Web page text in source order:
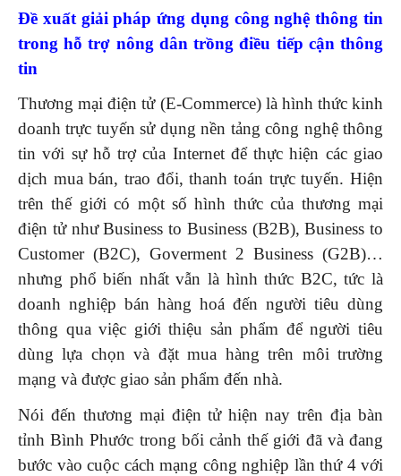
Đề xuất giải pháp ứng dụng công nghệ thông tin
trong hỗ trợ nông dân trồng điều tiếp cận thông
tin
Thương mại điện tử (E-Commerce) là hình thức kinh
doanh trực tuyến sử dụng nền tảng công nghệ thông
tin với sự hỗ trợ của Internet để thực hiện các giao
dịch mua bán, trao đổi, thanh toán trực tuyến. Hiện
trên thế giới có một số hình thức của thương mại
điện tử như Business to Business (B2B), Business to
Customer (B2C), Goverment 2 Business (G2B)…
nhưng phổ biến nhất vẫn là hình thức B2C, tức là
doanh nghiệp bán hàng hoá đến người tiêu dùng
thông qua việc giới thiệu sản phẩm để người tiêu
dùng lựa chọn và đặt mua hàng trên môi trường
mạng và được giao sản phẩm đến nhà.
Nói đến thương mại điện tử hiện nay trên địa bàn
tỉnh Bình Phước trong bối cảnh thế giới đã và đang
bước vào cuộc cách mạng công nghiệp lần thứ 4 với